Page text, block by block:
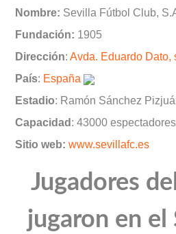
Nombre: Sevilla Fútbol Club,
Fundación: 1905
Dirección: Avda. Eduardo Dato,
País: España
Estadio: Ramón Sánchez
Capacidad : 43000 espectadores
Sitio web: www.sevillafc.es
Jugadores
jugaron en el